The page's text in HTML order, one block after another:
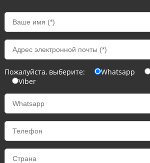
Пожалуйста, выберите: Whatsapp
Viber